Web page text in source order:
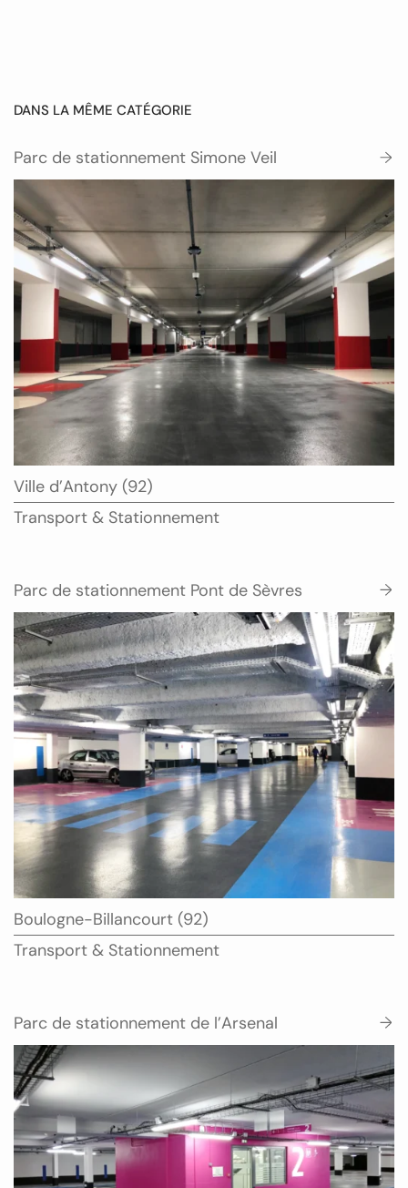
DANS LA MÊME CATÉGORIE
Parc de stationnement Simone Veil
Ville
:
Ville d’Antony (92)
Type
Transport & Stationnement
Parc de stationnement Pont de Sèvres
Ville
:
Boulogne-Billancourt (92)
Type
Transport & Stationnement
Parc de stationnement de l’Arsenal